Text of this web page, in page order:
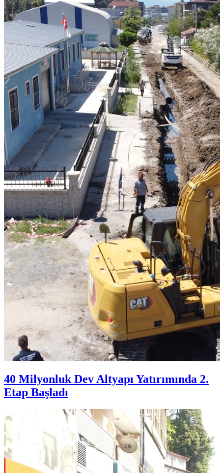
40 Milyonluk Dev Altyapı Yatırımında 2.
Etap Başladı